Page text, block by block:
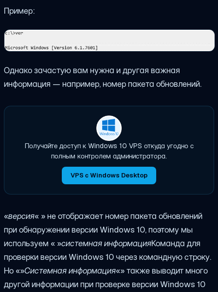
Пример:
Однако зачастую вам нужна и другая важная
информация — например, номер пакета обновлений.
Получайте доступ к Windows 10 VPS откуда угодно с
полным контролем администратора.
VPS с Windows Desktop
«версия« » не отображает номер пакета обновлений
при обнаружении версии Windows 10, поэтому мы
используем « »системная информацияКоманда для
проверки версии Windows 10 через командную строку.
Но «»Системная информация«» также выводит много
другой информации при проверке версии Windows 10